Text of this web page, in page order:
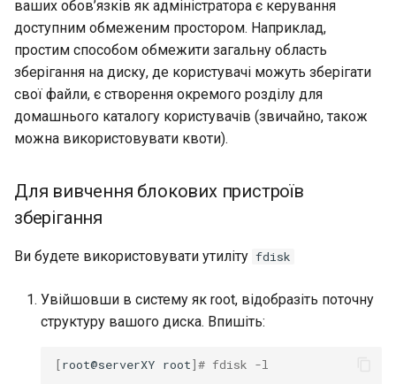
ваших обов’язків як адміністратора є керування
доступним обмеженим простором. Наприклад,
простим способом обмежити загальну область
зберігання на диску, де користувачі можуть зберігати
свої файли, є створення окремого розділу для
домашнього каталогу користувачів (звичайно, також
можна використовувати квоти).
Для вивчення блокових пристроїв
зберігання
Ви будете використовувати утиліту fdisk
Увійшовши в систему як root, відобразіть поточну
структуру вашого диска. Впишіть:
[root@serverXY root]# fdisk -l